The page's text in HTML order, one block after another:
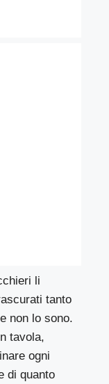
li
tanto
non lo sono.
tavola,
ogni
di quanto